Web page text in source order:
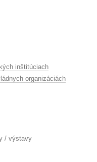
inštitúciach
organizáciách
/ výstavy